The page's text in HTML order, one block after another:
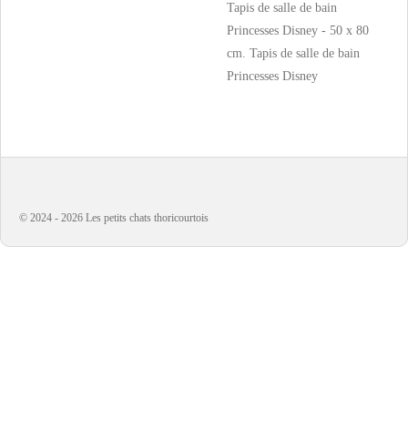
Tapis de salle de bain
Princesses Disney - 50 x 80
cm. Tapis de salle de bain
Princesses Disney
© 2024 - 2026 Les petits chats thoricourtois